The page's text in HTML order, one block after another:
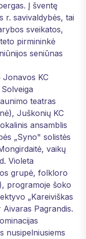
Į šventę
r. savivaldybės, tai
sveikatos,
pirmininkė
os seniūnas
Jonavos KC
teatras
Juškonių KC
ansamblis
„Syno" solistės
vaikų
Violeta
grupė, folkloro
programoje šoko
„Kareiviškas
Pagrandis.
nusipelniusiems